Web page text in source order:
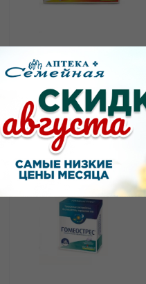
от1943.00₽
Оциллококцинум
гранулы
гомеопатические 1г
тубы №30